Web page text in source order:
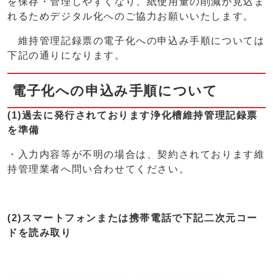
れるためデジタル化へのご協力お願いいたします。
維持管理記録票の電子化への申込み手順については
下記の通りになります。
電子化への申込み手順について
(1)過去に発行されております浄化槽維持管理記録票
を準備
・入力内容等が不明の場合は、契約されております維
持管理業者へ問い合わせてください。
(2)スマートフォンまたは携帯電話で下記二次元コー
ドを読み取り